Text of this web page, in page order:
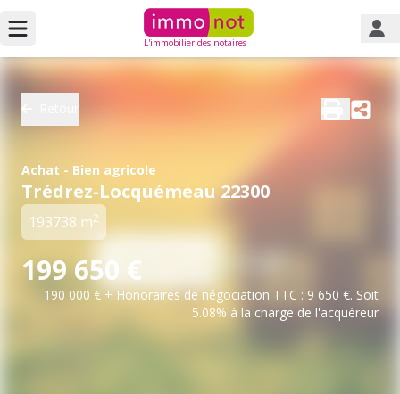
L'immobilier des notaires
Achat - Bien agricole
Trédrez-Locquémeau 22300
193738 m2
199 650 €
190 000 € + Honoraires de négociation TTC : 9 650 €. Soit
5.08% à la charge de l'acquéreur